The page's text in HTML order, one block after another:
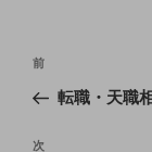
ナ
ビ
前
の
稿
前
転職・天職
次
次